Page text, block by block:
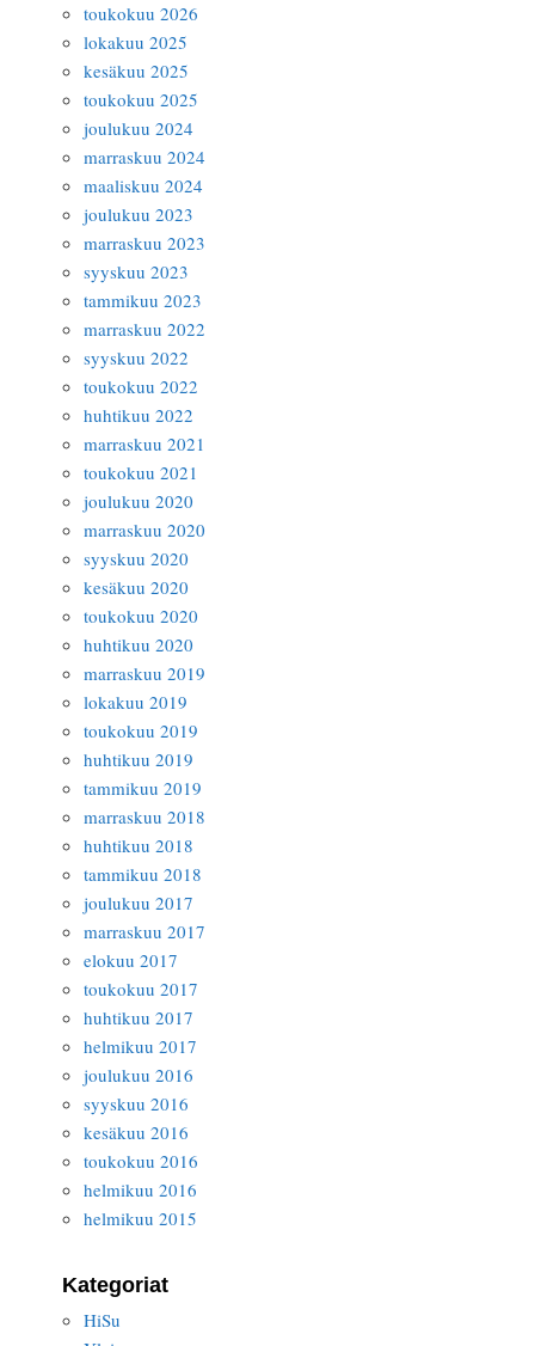
toukokuu 2026
lokakuu 2025
kesäkuu 2025
toukokuu 2025
joulukuu 2024
marraskuu 2024
maaliskuu 2024
joulukuu 2023
marraskuu 2023
syyskuu 2023
tammikuu 2023
marraskuu 2022
syyskuu 2022
toukokuu 2022
huhtikuu 2022
marraskuu 2021
toukokuu 2021
joulukuu 2020
marraskuu 2020
syyskuu 2020
kesäkuu 2020
toukokuu 2020
huhtikuu 2020
marraskuu 2019
lokakuu 2019
toukokuu 2019
huhtikuu 2019
tammikuu 2019
marraskuu 2018
huhtikuu 2018
tammikuu 2018
joulukuu 2017
marraskuu 2017
elokuu 2017
toukokuu 2017
huhtikuu 2017
helmikuu 2017
joulukuu 2016
syyskuu 2016
kesäkuu 2016
toukokuu 2016
helmikuu 2016
helmikuu 2015
Kategoriat
HiSu